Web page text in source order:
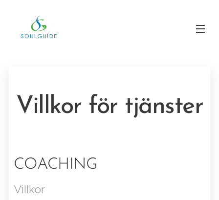
Villkor för tjänster
COACHING
Villkor